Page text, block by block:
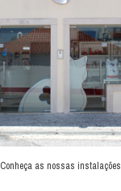
Conheça as nossas instalações